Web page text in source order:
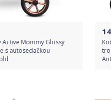
Active Mommy Glossy
s autosedačkou